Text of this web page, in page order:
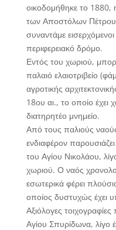
οικοδομήθηκε το 1880,
των Αποστόλων
συναντάμε
περιφερειακό δρόμο.
Εντός του χωριού,
παλαιό ελαιοτριβείο
αγροτικής
18ου αι., το οποίο έχει
διατηρητέο μνημείο.
Από τους παλιούς
ενδιαφέρον
του Αγίου Νικολάου,
χωριού. Ο ναός
εσωτερικά φέρει
οποίος δυστυχώς έχει
Αξιόλογες
Αγίου Σπυρίδωνα, λίγο